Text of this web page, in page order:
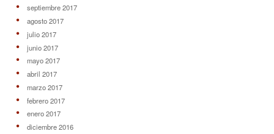
septiembre 2017
agosto 2017
julio 2017
junio 2017
mayo 2017
abril 2017
marzo 2017
febrero 2017
enero 2017
diciembre 2016